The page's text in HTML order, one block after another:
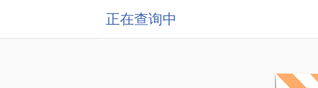
正在查询中